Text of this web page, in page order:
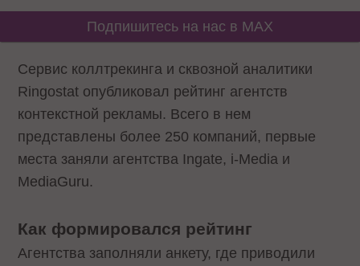
Подпишитесь на нас в MAX
Сервис коллтрекинга и сквозной аналитики
Ringostat опубликовал рейтинг агентств
контекстной рекламы. Всего в нем
представлены более 250 компаний, первые
места заняли агентства Ingate, i-Media и
MediaGuru.
Как формировался рейтинг
Агентства заполняли анкету, где приводили